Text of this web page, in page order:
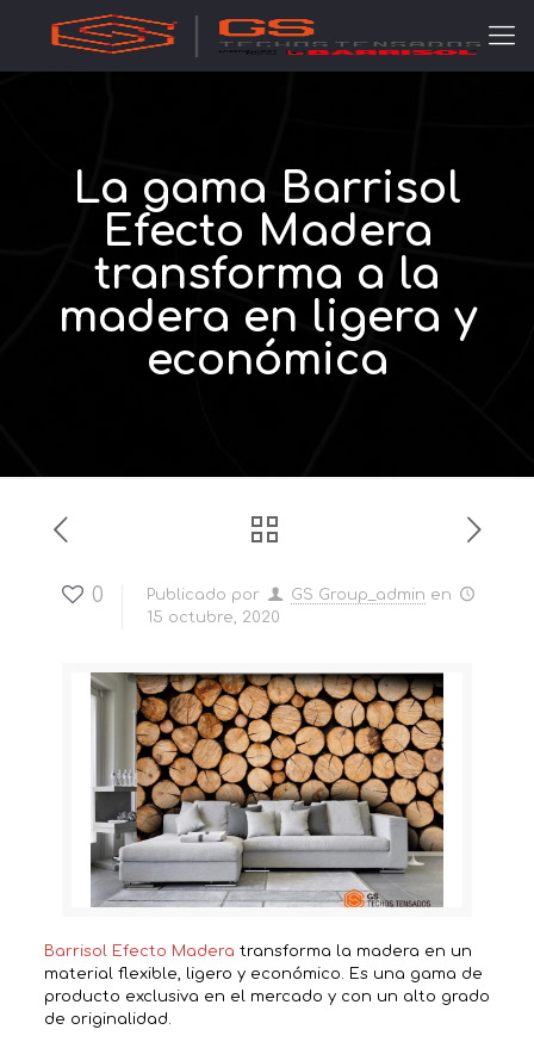
La gama Barrisol
Efecto Madera
transforma a la
madera en ligera y
económica
0 Publicado por GS Group_admin en
15 octubre, 2020
Barrisol Efecto Madera transforma la madera en un
material flexible, ligero y económico. Es una gama de
producto exclusiva en el mercado y con un alto grado
de originalidad.